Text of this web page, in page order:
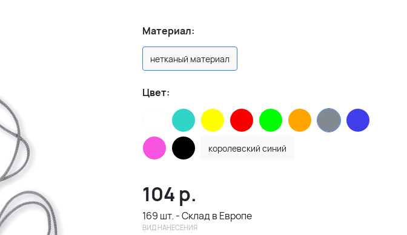
Материал:
нетканый материал
Цвет:
королевский синий
104 р.
169 шт. - Склад в Европе
ВИД НАНЕСЕНИЯ